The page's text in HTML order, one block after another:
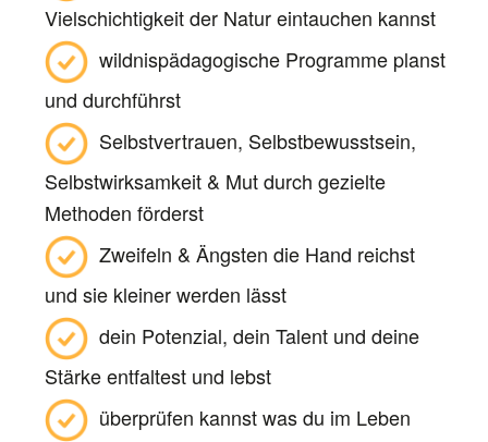
Vielschichtigkeit der Natur eintauchen kannst
wildnispädagogische Programme planst
und durchführst
Selbstvertrauen, Selbstbewusstsein,
Selbstwirksamkeit & Mut durch gezielte
Methoden förderst
Zweifeln & Ängsten die Hand reichst
und sie kleiner werden lässt
dein Potenzial, dein Talent und deine
Stärke entfaltest und lebst
überprüfen kannst was du im Leben